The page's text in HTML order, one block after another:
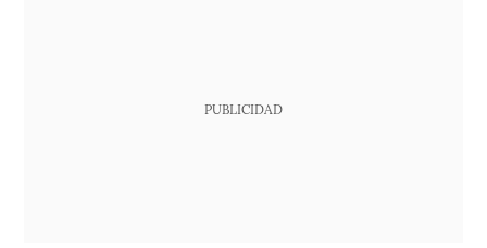
PUBLICIDAD